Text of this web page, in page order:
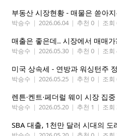
부동산 시장현황 - 매물은 쏟아
박승수 | 2026.06.04 | 추천 0 | 조회
매출은 좋은데.. 시장에서 매매가
박승수 | 2026.05.30 | 추천 0 | 조회
미국 상속세 - 연방과 워싱턴주
박승수 | 2026.05.25 | 추천 0 | 조회
렌튼·켄트·페더럴 웨이 시장 집
박승수 | 2026.05.20 | 추천 1 | 조회
SBA 대출, 1천만 달러 시대의 도